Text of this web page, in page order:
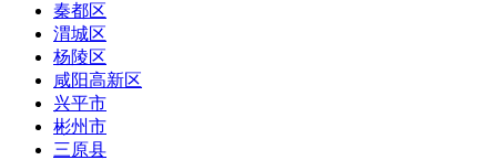
秦都区
渭城区
杨陵区
咸阳高新区
兴平市
彬州市
三原县